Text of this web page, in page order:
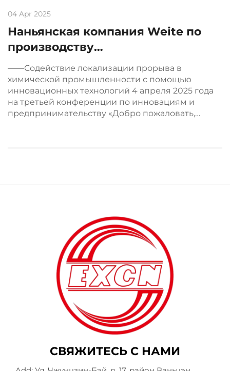
04 Apr 2025
Наньянская компания Weite по
производству
взрывозащищённых
электродвигателей, ООО,
завоевала третье место на
третьем конкурсе инноваций и
——Содействие локализации прорыва в
химической промышленности с помощью
инновационных технологий 4 апреля 2025 года
на третьей конференции по инновациям и
предпринимательству «Добро пожаловать,
СВЯЖИТЕСЬ С НАМИ